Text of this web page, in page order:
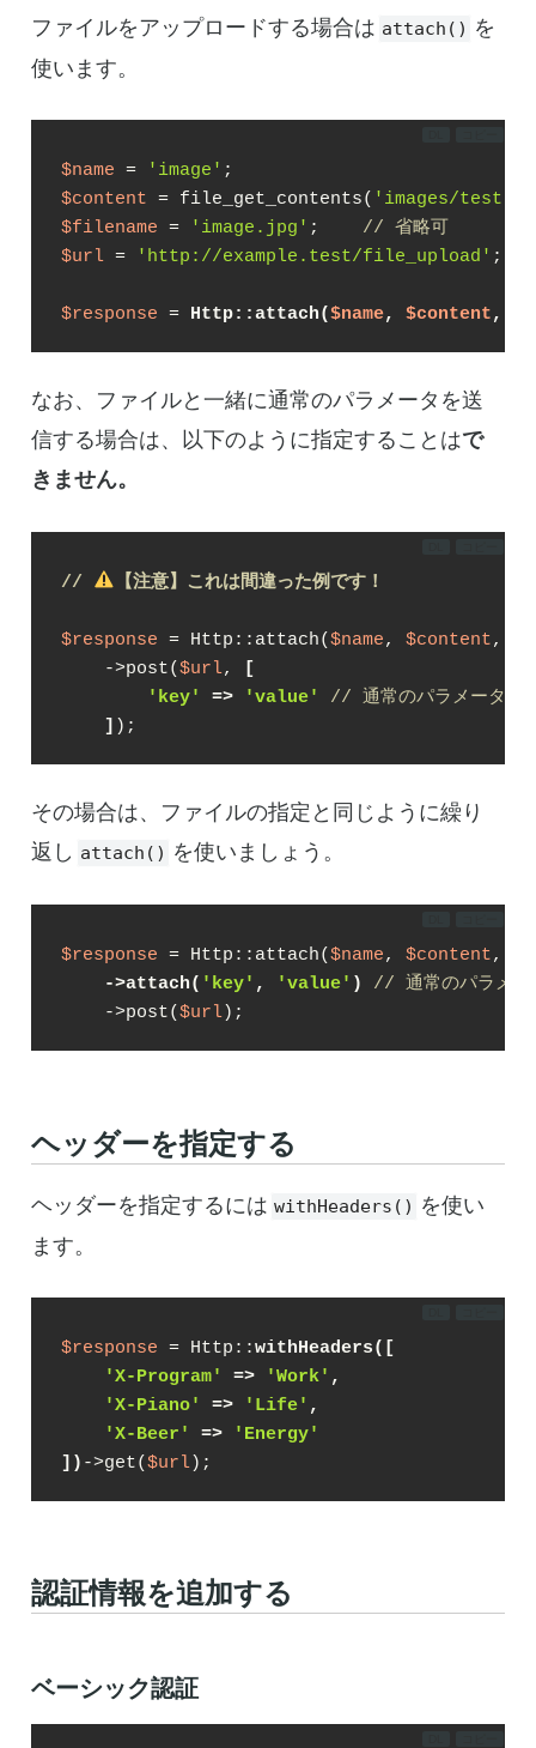
ファイルをアップロードする場合は attach() を
使います。
$name = 'image'
$content = file_get_contents( 'images/
$filename = 'image.jpg' ; // 省略可
$url = 'http://example.test/file_upload' ;
$response = Http::attach($name, $content,
なお、ファイルと一緒に通常のパラメータを送
信する場合は、以下のように指定することはで
きません。
// 【注意】これは間違った例です！
$response = Http::attach($name, $content,
    ->post(
$url,
[
'key'
=> 'value'
// 通常のパラメータ指
    ]
);
その場合は、ファイルの指定と同じように繰り
返し attach() を使いましょう。
$response = Http::attach($name, $content,
->attach( 'key' , 'value' ) // 通常のパラメー
    ->post(
$url);
ヘッダーを指定する
ヘッダーを指定するには withHeaders() を使い
ます。
$response = Http::withHeaders([
'X-Program'
=> 'Work' ,
'X-Piano'
=> 'Life' ,
'X-Beer'
=>
'Energy'
]) ->get($url);
認証情報を追加する
ベーシック認証